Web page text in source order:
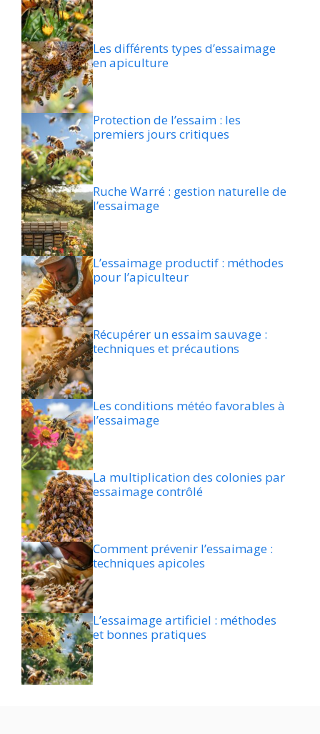
Les différents types d’essaimage
en apiculture
Protection de l’essaim : les
premiers jours critiques
Ruche Warré : gestion naturelle de
l’essaimage
L’essaimage productif : méthodes
pour l’apiculteur
Récupérer un essaim sauvage :
techniques et précautions
Les conditions météo favorables à
l’essaimage
La multiplication des colonies par
essaimage contrôlé
Comment prévenir l’essaimage :
techniques apicoles
L’essaimage artificiel : méthodes
et bonnes pratiques